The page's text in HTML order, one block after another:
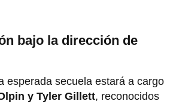
bajo la dirección de
esperada secuela estará a cargo
y Tyler Gillett, reconocidos